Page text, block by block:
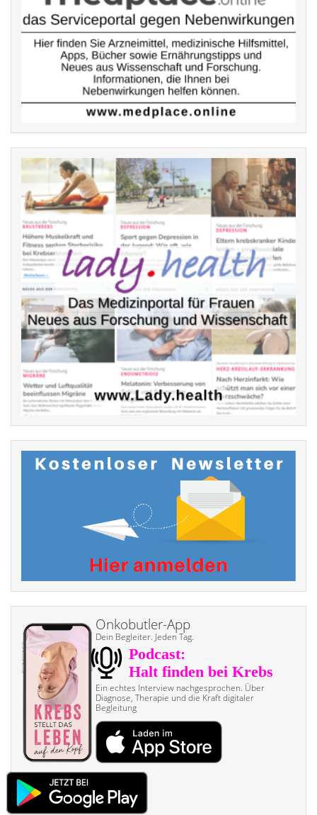
Onkobutler-App
Dein Begleiter. Jeden Tag.
Ein echtes Interview nach­gesprochen. Über
Diagnose, Therapie und die Kraft digitaler
Begleitung